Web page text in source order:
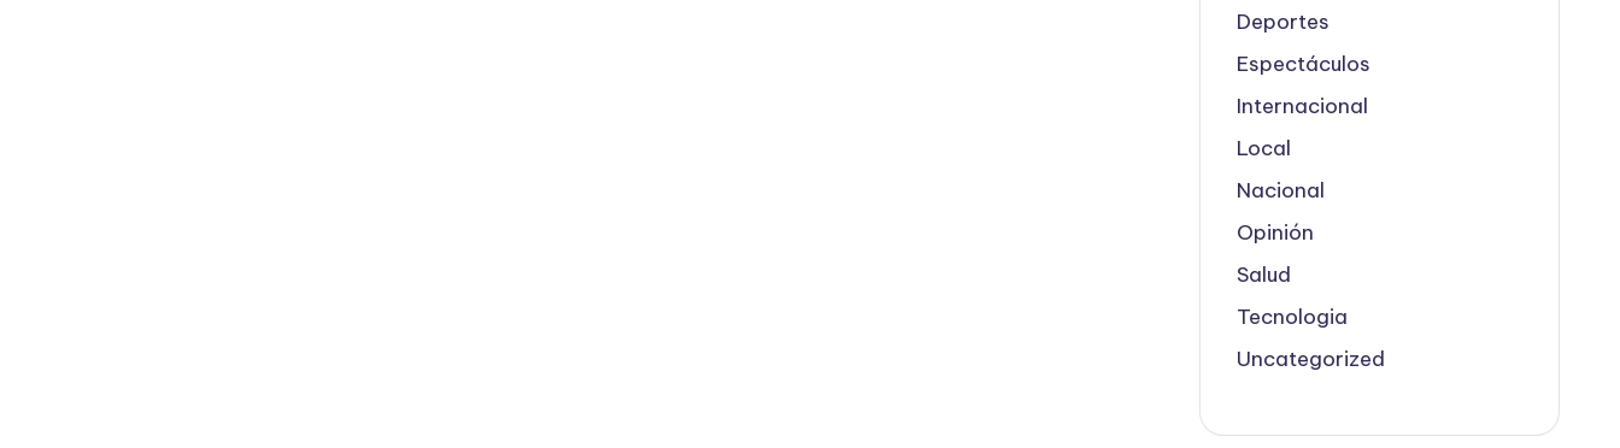
Deportes
Espectáculos
Internacional
Local
Nacional
Opinión
Salud
Tecnologia
Uncategorized